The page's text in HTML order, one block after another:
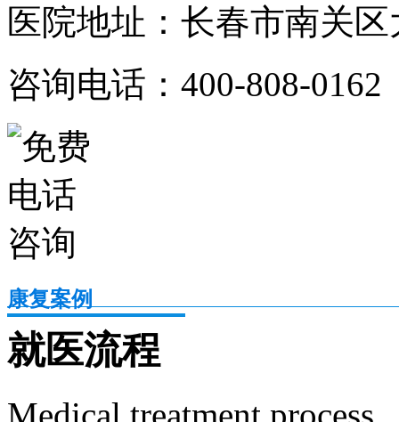
医院地址：长春市南关
咨询电话：400-808-0162
康复案例
就医流程
Medical treatment process